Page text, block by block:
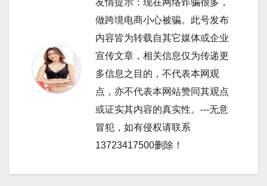
友情提示：现在网络诈骗很多，
做跨境电商小心被骗。此号发布
内容皆为转载自其它媒体或企业
宣传文章，相关信息仅为传递更
多信息之目的，不代表本网观
点，亦不代表本网站赞同其观点
或证实其内容的真实性。---无意
冒犯，如有侵权请联系
13723417500删除！